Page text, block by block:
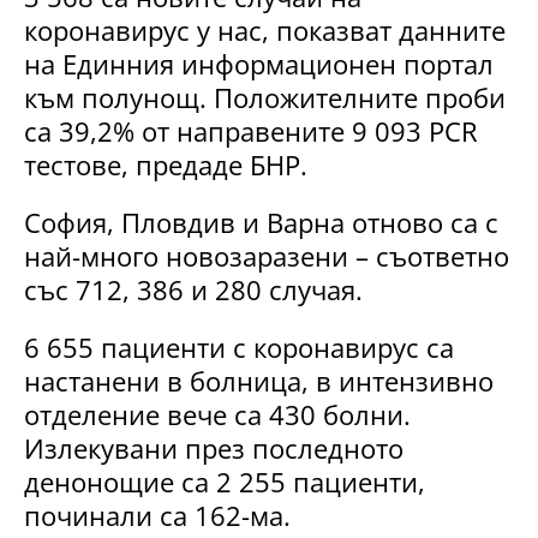
коронавирус у нас, показват данните
на Единния информационен портал
към полунощ. Положителните проби
са 39,2% от направените 9 093 PCR
тестове, предаде БНР.
София, Пловдив и Варна отново са с
най-много новозаразени – съответно
със 712, 386 и 280 случая.
6 655 пациенти с коронавирус са
настанени в болница, в интензивно
отделение вече са 430 болни.
Излекувани през последното
денонощие са 2 255 пациенти,
починали са 162-ма.